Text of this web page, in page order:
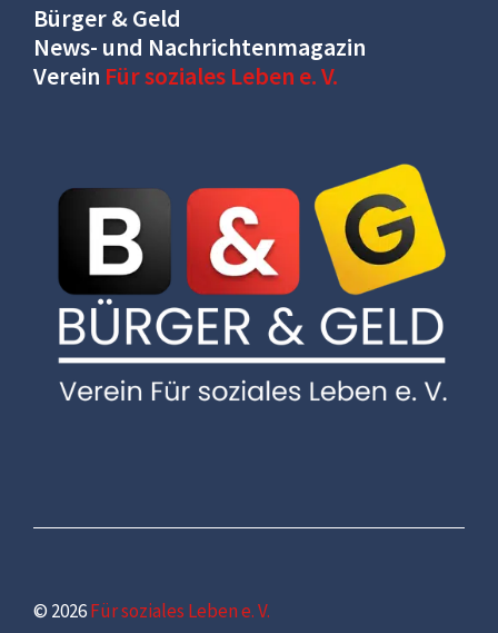
Bürger & Geld
News- und Nachrichtenmagazin
Verein Für soziales Leben e. V.
© 2026Für soziales Leben e. V.